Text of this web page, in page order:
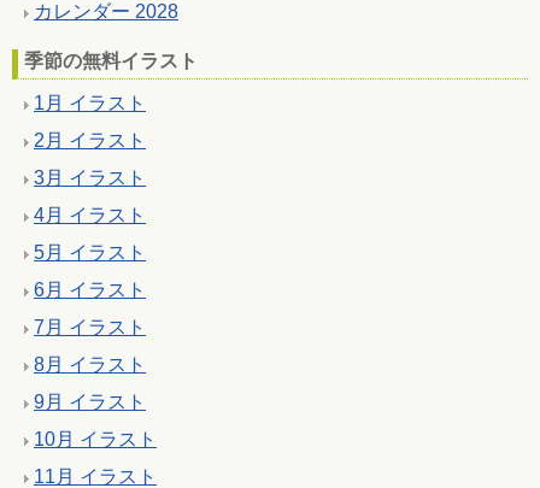
カレンダー 2028
季節の無料イラスト
1月 イラスト
2月 イラスト
3月 イラスト
4月 イラスト
5月 イラスト
6月 イラスト
7月 イラスト
8月 イラスト
9月 イラスト
10月 イラスト
11月 イラスト